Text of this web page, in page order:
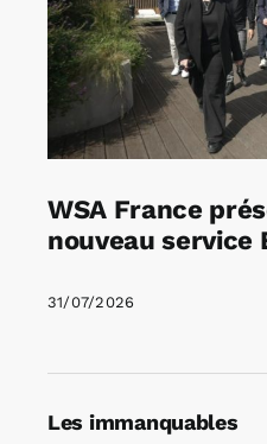
WSA France
nouveau service
31/07/2026
Les immanquables